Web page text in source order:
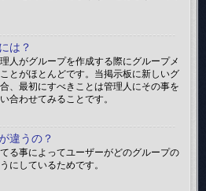
は？
人がグループを作成する際にグループメ
とがほとんどです。当掲示板に新しいグ
、最初にすべきことは管理人にその事を
合わせてみることです。
違うの？
る事によってユーザーがどのグループの
にしているためです。